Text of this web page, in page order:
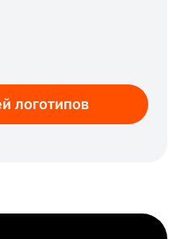
логотипов